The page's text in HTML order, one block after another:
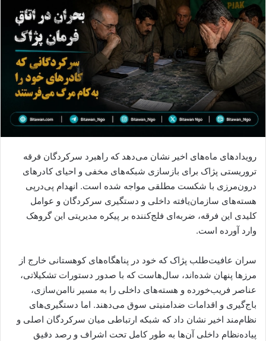
م
ی
ل
رویدادهای ماه‌های اخیر نشان می‌دهد که راهبرد سرکردگان فرقه
تروریستی پژاک برای بازسازی شبکه‌های مخفی و احیای کادرهای
درون‌مرزی با شکست مطلقی مواجه شده است. انهدام پی‌درپی
هسته‌های سازمان‌یافته داخلی و دستگیری سرکردگان و عوامل
کلیدی این فرقه، ضربه‌ای فلج‌کننده بر پیکره مدیریتی این گروهک
وارد آورده است.
سران عافیت‌طلب پژاک که خود در پناهگاه‌های کوهستانی خارج از
مرزها پنهان شده‌اند، سال‌هاست که با صدور دستورات تشکیلاتی،
عناصر فریب‌خورده و هسته‌های داخلی را به مسیر ناامن‌سازی،
باج‌گیری و اقدامات ضدامنیتی سوق می‌دهند. اما دستگیری‌های
نظام‌مند اخیر نشان داد که شبکه ارتباطی میان سرکردگان اصلی و
پیاده‌نظام داخلی آن‌ها به طور کامل تحت اشراف و رصد دقیق